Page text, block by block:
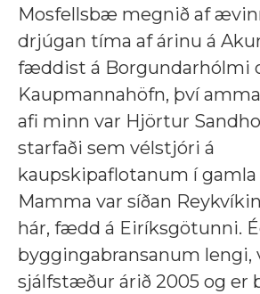
Mosfellsbæ megnið af
drjúgan tíma af árinu á
fæddist á Borgundarhólmi
Kaupmannahöfn, því
afi minn var Hjörtur
starfaði sem vélstjóri á
kaupskipaflotanum í gamla
Mamma var síðan
hár, fædd á Eiríksgötunni.
byggingabransanum lengi,
sjálfstæður árið 2005 og er